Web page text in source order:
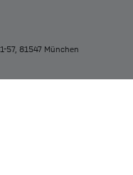
57, 81547 München